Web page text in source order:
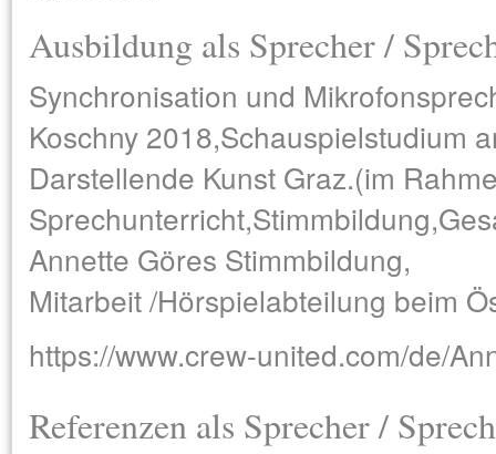
Ausbildung als Sprecher /
Synchronisation und
Koschny 2018,Schauspielstudium
Darstellende Kunst Graz.(im
Annette Göres Stimmbildung,
Mitarbeit /Hörspielabteilung beim
https://www.crew-united.com/de/
Referenzen als Sprecher /